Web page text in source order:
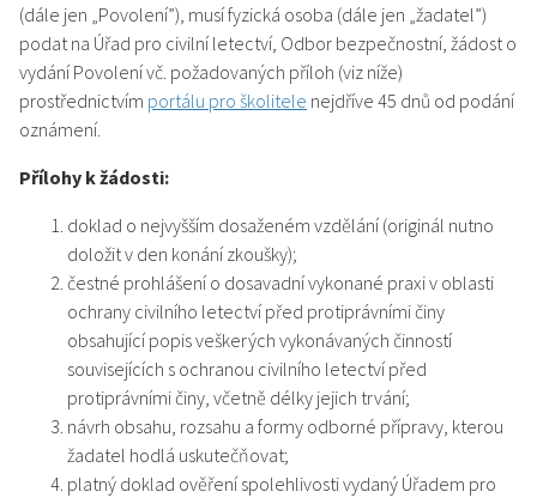
(dále jen „Povolení”), musí fyzická osoba (dále jen „žadatel”)
podat na Úřad pro civilní letectví, Odbor bezpečnostní, žádost o
vydání Povolení vč. požadovaných příloh (viz níže)
prostřednictvím portálu pro školitele nejdříve 45 dnů od podání
oznámení.
Přílohy k žádosti:
doklad o nejvyšším dosaženém vzdělání (originál nutno
doložit v den konání zkoušky);
čestné prohlášení o dosavadní vykonané praxi v oblasti
ochrany civilního letectví před protiprávními činy
obsahující popis veškerých vykonávaných činností
souvisejících s ochranou civilního letectví před
protiprávními činy, včetně délky jejich trvání;
návrh obsahu, rozsahu a formy odborné přípravy, kterou
žadatel hodlá uskutečňovat;
platný doklad ověření spolehlivosti vydaný Úřadem pro